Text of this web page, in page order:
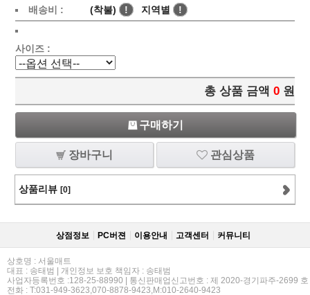
배송비 :
(착불) ! 지역별 !
사이즈 :
총 상품 금액 0 원
구매하기
장바구니 관심상품
상품리뷰 [0]
상점정보 PC버젼 이용안내 고객센터 커뮤니티
상호명 : 서울매트
대표 : 송태범 | 개인정보 보호 책임자 : 송태범
사업자등록번호 :128-25-88990 | 통신판매업신고번호 : 제 2020-경기파주-2699 호
전화 : T:031-949-3623,070-8878-9423,M:010-2640-9423